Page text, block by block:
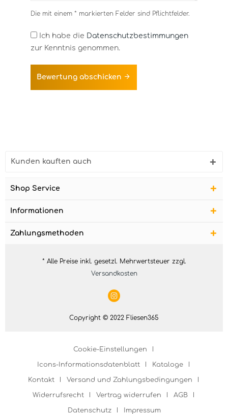
Die mit einem * markierten Felder sind Pflichtfelder.
Ich habe die Datenschutzbestimmungen
zur Kenntnis genommen.
Bewertung abschicken
Kunden kauften auch
Shop Service
Informationen
Zahlungsmethoden
* Alle Preise inkl. gesetzl. Mehrwertsteuer zzgl.
Versandkosten
Copyright © 2022 Fliesen365
Cookie-Einstellungen
Icons-Informationsdatenblatt Kataloge
Kontakt Versand und Zahlungsbedingungen
Widerrufsrecht Vertrag widerrufen AGB
Datenschutz Impressum